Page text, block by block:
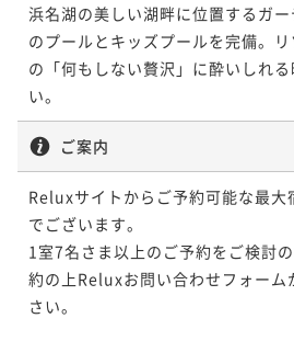
浜名湖の美しい湖畔に位置するガ
のプールとキッズプールを完備。
の「何もしない贅沢」に酔いしれ
い。
ご案内
Reluxサイトからご予約可能な最大
でございます。
1室7名さま以上のご予約をご検討
約の上Reluxお問い合わせフォーム
さい。